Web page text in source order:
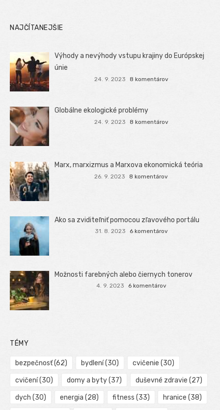
NAJČÍTANEJŠIE
Výhody a nevýhody vstupu krajiny do Európskej
únie
24. 9. 2023 8 komentárov
Globálne ekologické problémy
24. 9. 2023 8 komentárov
Marx, marxizmus a Marxova ekonomická teória
26. 9. 2023 8 komentárov
Ako sa zviditeľniť pomocou zľavového portálu
31. 8. 2023 6 komentárov
Možnosti farebných alebo čiernych tonerov
4. 9. 2023 6 komentárov
TÉMY
bezpečnosť(62) bydlení(30) cvičenie (30)
cvičení(30) domy a byty(37) duševné zdravie (27)
dych (30) energia (28) fitness (33) hranice (38)